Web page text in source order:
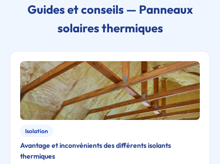
Guides et conseils — Panneaux
solaires thermiques
Isolation
Avantage et inconvénients des différents isolants
thermiques